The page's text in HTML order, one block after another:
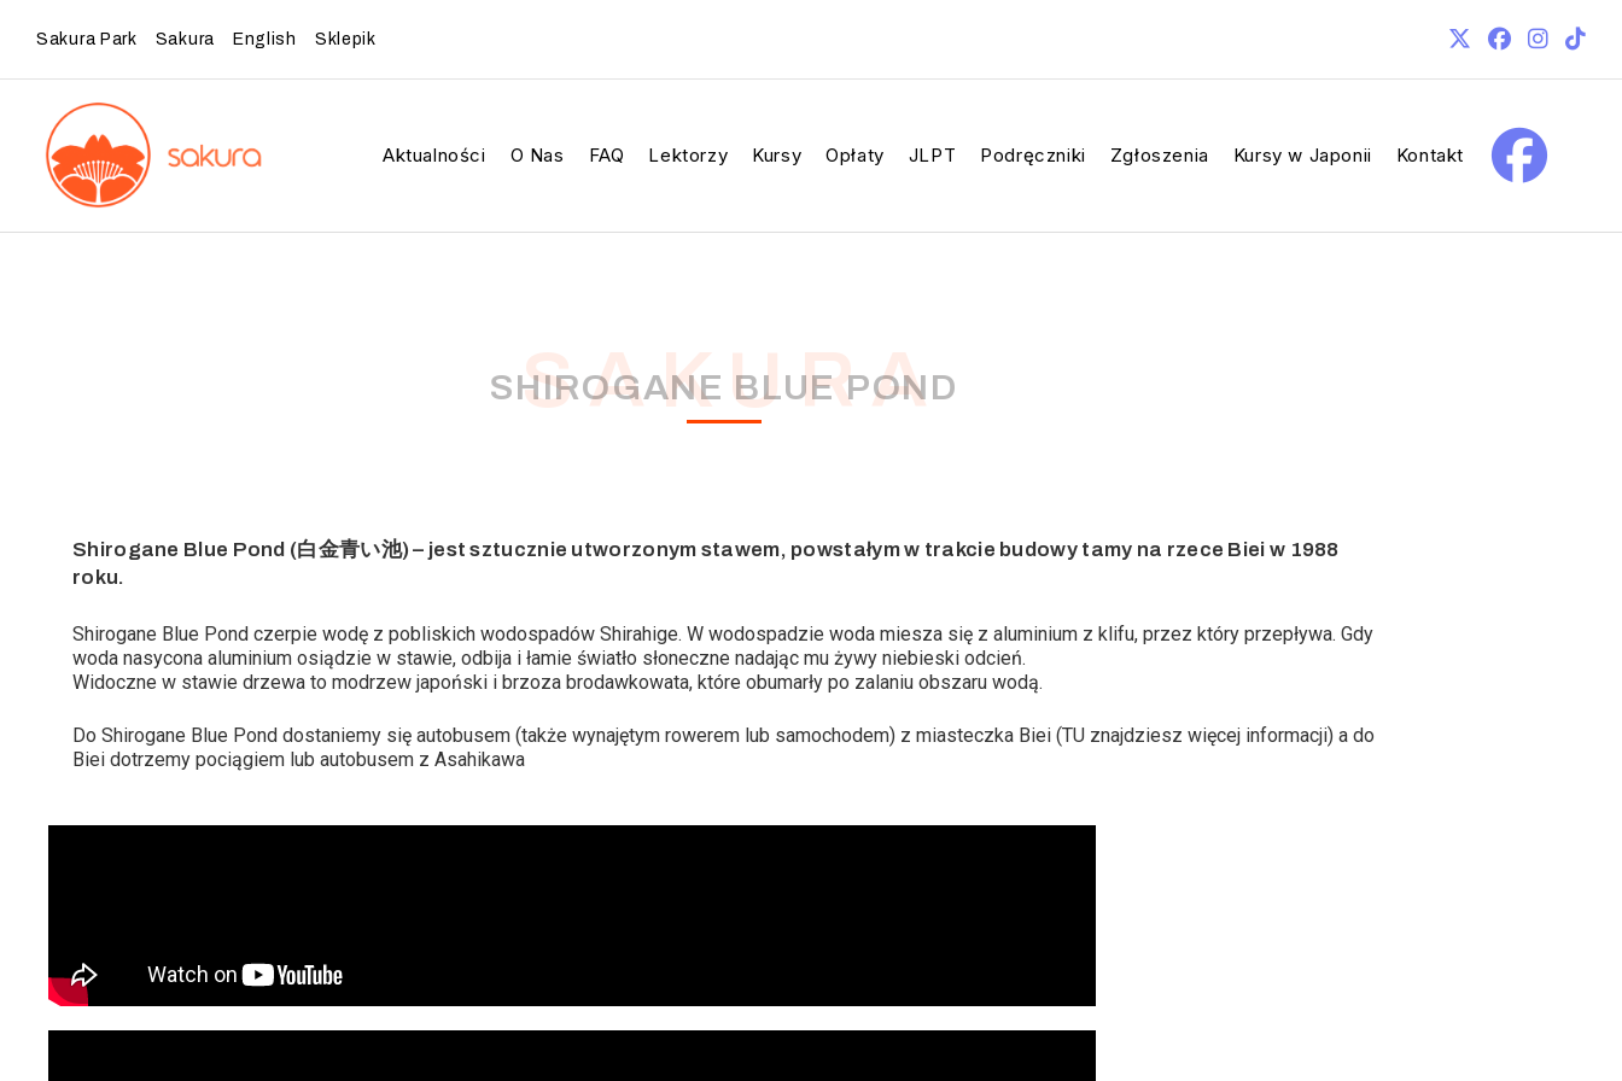
Sakura Park Sakura English Sklepik
Aktualności O Nas FAQ Lektorzy Kursy Opłaty JLPT Podręczniki Zgłoszenia Kursy w Japonii Kontakt
S A K U R A
SHIROGANE BLUE POND
Shirogane Blue Pond (白金青い池) – jest sztucznie utworzonym stawem, powstałym w trakcie budowy tamy na rzece Biei w 1988
roku.
Shirogane Blue Pond czerpie wodę z pobliskich wodospadów Shirahige. W wodospadzie woda miesza się z aluminium z klifu, przez który przepływa. Gdy
woda nasycona aluminium osiądzie w stawie, odbija i łamie światło słoneczne nadając mu żywy niebieski odcień.
Widoczne w stawie drzewa to modrzew japoński i brzoza brodawkowata, które obumarły po zalaniu obszaru wodą.
Do Shirogane Blue Pond dostaniemy się autobusem (także wynajętym rowerem lub samochodem) z miasteczka Biei (TU znajdziesz więcej informacji) a do
Biei dotrzemy pociągiem lub autobusem z Asahikawa